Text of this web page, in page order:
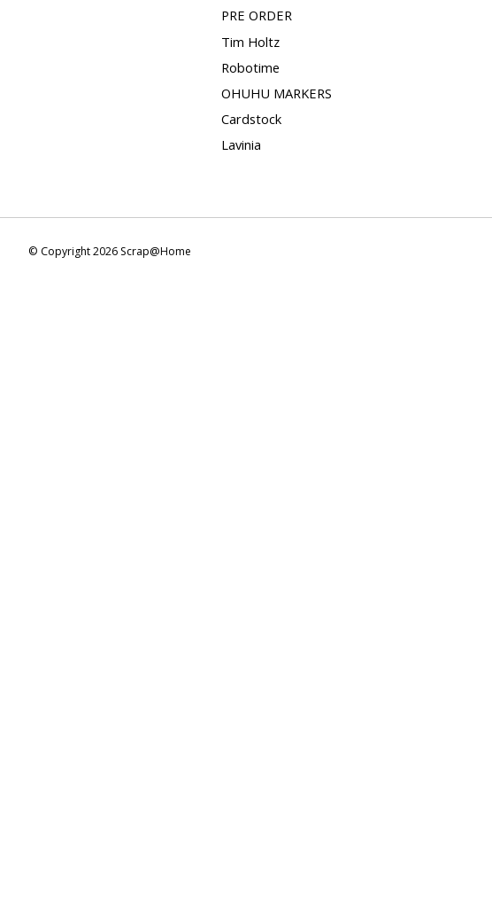
PRE ORDER
Tim Holtz
Robotime
OHUHU MARKERS
Cardstock
Lavinia
© Copyright 2026 Scrap@Home